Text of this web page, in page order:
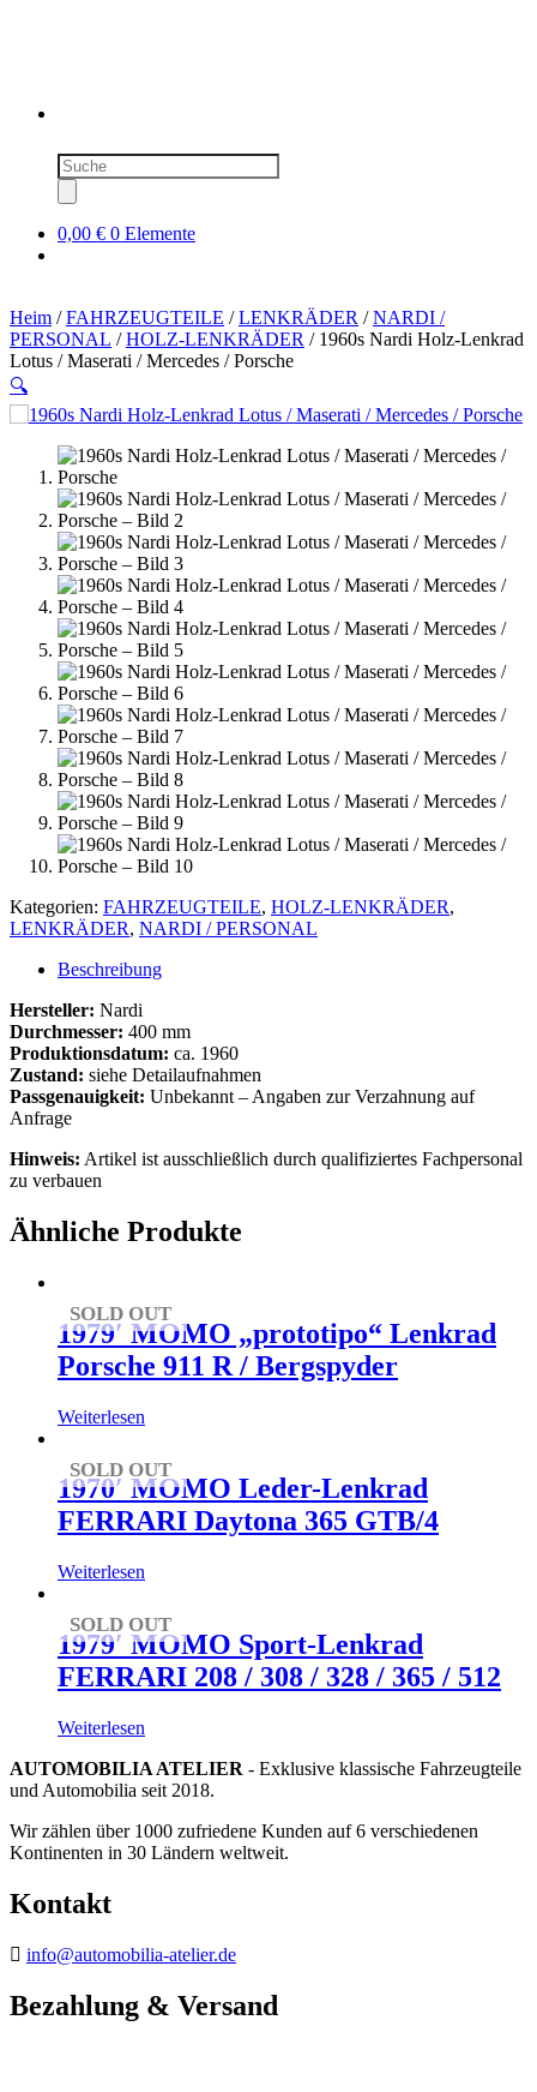
Produktsuche
0,00 € 0 Elemente
Heim /FAHRZEUGTEILE /LENKRÄDER /NARDI /
PERSONAL /HOLZ-LENKRÄDER / 1960s Nardi Holz-Lenkrad
Lotus / Maserati / Mercedes / Porsche
🔍
SOLD OUT
Kategorien: FAHRZEUGTEILE, HOLZ-LENKRÄDER,
LENKRÄDER, NARDI / PERSONAL
Beschreibung
Hersteller: Nardi
Durchmesser: 400 mm
Produktionsdatum: ca. 1960
Zustand: siehe Detailaufnahmen
Passgenauigkeit: Unbekannt – Angaben zur Verzahnung auf
Anfrage
Hinweis: Artikel ist ausschließlich durch qualifiziertes Fachpersonal
zu verbauen
Ähnliche Produkte
SOLD OUT
1979′ MOMO „prototipo“ Lenkrad
Porsche 911 R / Bergspyder
Weiterlesen
SOLD OUT
1970′ MOMO Leder-Lenkrad
FERRARI Daytona 365 GTB/4
Weiterlesen
SOLD OUT
1979′ MOMO Sport-Lenkrad
FERRARI 208 / 308 / 328 / 365 / 512
Weiterlesen
AUTOMOBILIA ATELIER - Exklusive klassische Fahrzeugteile
und Automobilia seit 2018.
Wir zählen über 1000 zufriedene Kunden auf 6 verschiedenen
Kontinenten in 30 Ländern weltweit.
Kontakt
info@automobilia-atelier.de
Bezahlung & Versand